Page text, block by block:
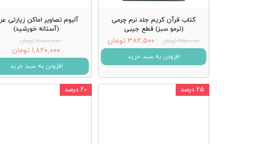
کتاب قرآن کریم جلد نرم چرمی
(ترمو سبز) قطع جیبی
۴۵۰,۰۰۰ تومان ۳۸۲,۵۰۰ تومان
افزودن به سبد خرید
آلبوم تصاویر اماکن زیارتی
(آستانه خورشید)
۲,۸۰۰,۰۰۰ تومان
۱,۸۲۰,۰۰۰ تومان
افزودن به سبد خرید
۲۵ درصد ۲۰ درصد